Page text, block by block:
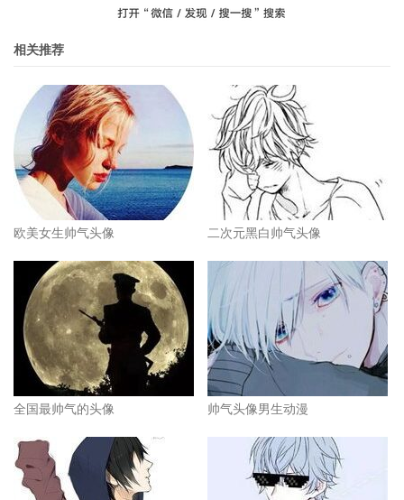
相关推荐
欧美女生帅气头像 二次元黑白帅气头像
全国最帅气的头像 帅气头像男生动漫